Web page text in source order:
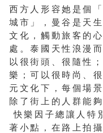
西方人形容她是個
城市」，曼谷是天
文化，觸動旅客的
處。泰國天性浪漫
以很街頭、很隨性
樂；可以很時尚、
元文化下，每個場
除了街上的人群能
快樂因子總讓人特
著小點，在路上拍